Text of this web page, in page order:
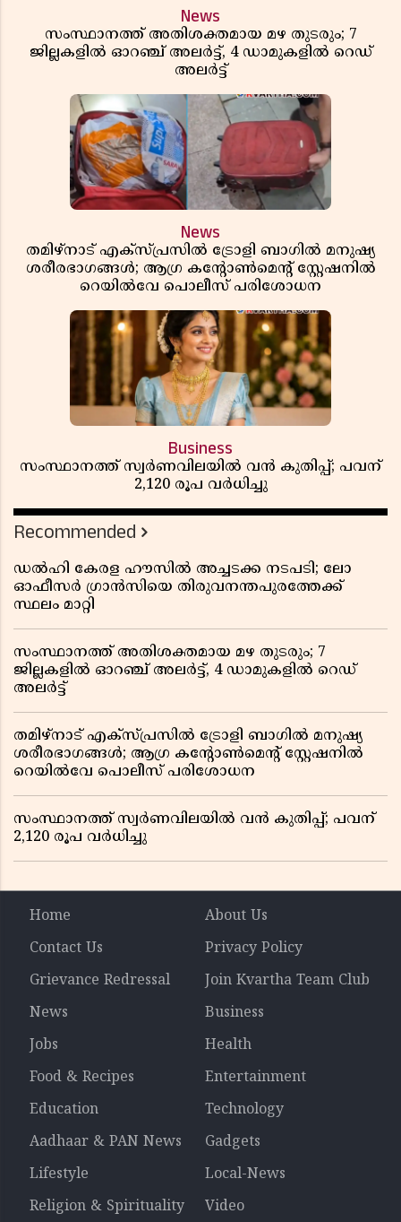
News
സംസ്ഥാനത്ത് അതിശക്തമായ മഴ തുടരും; 7
ജില്ലകളിൽ ഓറഞ്ച് അലർട്ട്, 4 ഡാമുകളിൽ റെഡ്
അലർട്ട്
News
തമിഴ്‌നാട് എക്സ്പ്രസിൽ ട്രോളി ബാഗിൽ മനുഷ്യ
ശരീരഭാഗങ്ങൾ; ആഗ്ര കൻ്റോൺമെൻ്റ് സ്റ്റേഷനിൽ
റെയിൽവേ പൊലീസ് പരിശോധന
Business
സംസ്ഥാനത്ത് സ്വര്‍ണവിലയില്‍ വന്‍ കുതിപ്പ്; പവന്
2,120 രൂപ വര്‍ധിച്ചു
Recommended
ഡൽഹി കേരള ഹൗസിൽ അച്ചടക്ക നടപടി; ലോ
ഓഫീസർ ഗ്രാൻസിയെ തിരുവനന്തപുരത്തേക്ക്
സ്ഥലം മാറ്റി
സംസ്ഥാനത്ത് അതിശക്തമായ മഴ തുടരും; 7
ജില്ലകളിൽ ഓറഞ്ച് അലർട്ട്, 4 ഡാമുകളിൽ റെഡ്
അലർട്ട്
തമിഴ്‌നാട് എക്സ്പ്രസിൽ ട്രോളി ബാഗിൽ മനുഷ്യ
ശരീരഭാഗങ്ങൾ; ആഗ്ര കൻ്റോൺമെൻ്റ് സ്റ്റേഷനിൽ
റെയിൽവേ പൊലീസ് പരിശോധന
സംസ്ഥാനത്ത് സ്വര്‍ണവിലയില്‍ വന്‍ കുതിപ്പ്; പവന്
2,120 രൂപ വര്‍ധിച്ചു
Home
About Us
Contact Us
Privacy Policy
Grievance Redressal
Join Kvartha Team Club
News
Business
Jobs
Health
Food & Recipes
Entertainment
Education
Technology
Aadhaar & PAN News
Gadgets
Lifestyle
Local-News
Religion & Spirituality
Video